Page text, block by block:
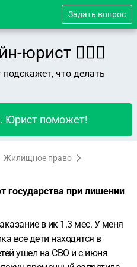
Задать вопрос
юрист 👨🏻‍⚖️
что делать
Юрист поможет!
Жилищное право
государства при лишении
в ик 1.3 мес. У меня
все дети находятся в
ушел на СВО и с июня